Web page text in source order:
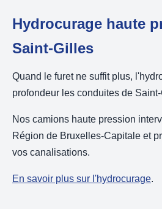
Hydrocurage haute
Saint-Gilles
Quand le furet ne suffit plus,
profondeur les conduites de
Nos camions haute pression
Région de Bruxelles-Capitale et
vos canalisations.
En savoir plus sur l'hydrocurage.